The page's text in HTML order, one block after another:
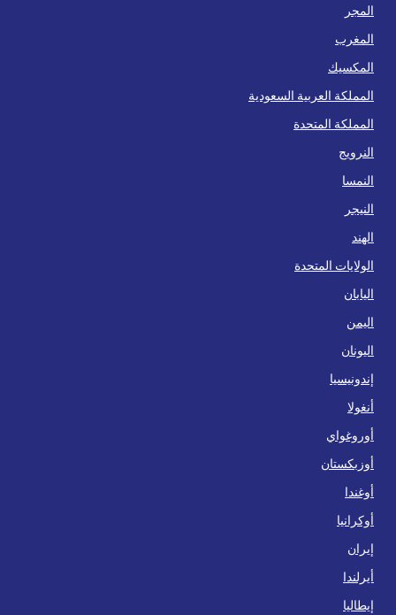
المجر
المغرب
المكسيك
المملكة العربية السعودية
المملكة المتحدة
النرويج
النمسا
النيجر
الهند
الولايات المتحدة
اليابان
اليمن
اليونان
إندونيسيا
أنغولا
أوروغواي
أوزبكستان
أوغندا
أوكرانيا
إيران
أيرلندا
إيطاليا